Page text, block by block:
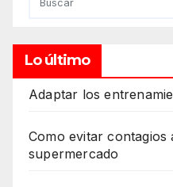
Lo último
Adaptar los
Como evitar
supermercado